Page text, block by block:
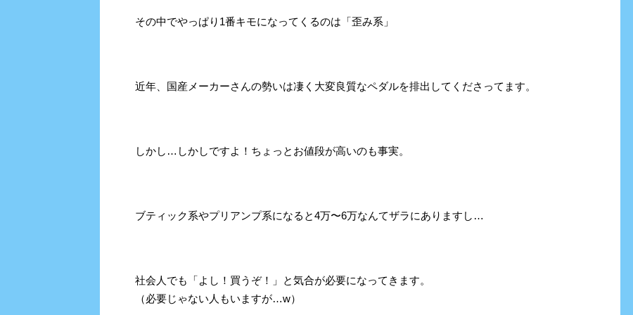
その中でやっぱり1番キモになってくるのは「歪み系」
近年、国産メーカーさんの勢いは凄く大変良質なペダルを排出してくださってます。
しかし…しかしですよ！ちょっとお値段が高いのも事実。
ブティック系やプリアンプ系になると4万〜6万なんてザラにありますし…
社会人でも「よし！買うぞ！」と気合が必要になってきます。
（必要じゃない人もいますが…w）